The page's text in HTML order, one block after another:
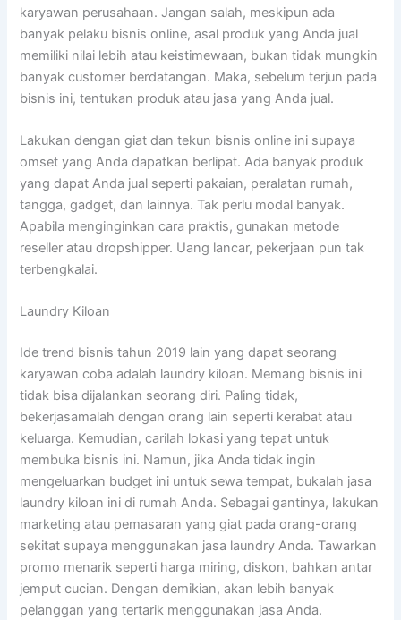
karyawan perusahaan. Jangan salah, meskipun ada
banyak pelaku bisnis online, asal produk yang Anda jual
memiliki nilai lebih atau keistimewaan, bukan tidak mungkin
banyak customer berdatangan. Maka, sebelum terjun pada
bisnis ini, tentukan produk atau jasa yang Anda jual.
Lakukan dengan giat dan tekun bisnis online ini supaya
omset yang Anda dapatkan berlipat. Ada banyak produk
yang dapat Anda jual seperti pakaian, peralatan rumah,
tangga, gadget, dan lainnya. Tak perlu modal banyak.
Apabila menginginkan cara praktis, gunakan metode
reseller atau dropshipper. Uang lancar, pekerjaan pun tak
terbengkalai.
Laundry Kiloan
Ide trend bisnis tahun 2019 lain yang dapat seorang
karyawan coba adalah laundry kiloan. Memang bisnis ini
tidak bisa dijalankan seorang diri. Paling tidak,
bekerjasamalah dengan orang lain seperti kerabat atau
keluarga. Kemudian, carilah lokasi yang tepat untuk
membuka bisnis ini. Namun, jika Anda tidak ingin
mengeluarkan budget ini untuk sewa tempat, bukalah jasa
laundry kiloan ini di rumah Anda. Sebagai gantinya, lakukan
marketing atau pemasaran yang giat pada orang-orang
sekitat supaya menggunakan jasa laundry Anda. Tawarkan
promo menarik seperti harga miring, diskon, bahkan antar
jemput cucian. Dengan demikian, akan lebih banyak
pelanggan yang tertarik menggunakan jasa Anda.